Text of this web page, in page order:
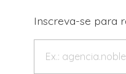
Inscreva-se para